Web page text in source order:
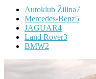
Autoklub Žilina7
Mercedes-Benz5
JAGUAR4
Land Rover3
BMW2